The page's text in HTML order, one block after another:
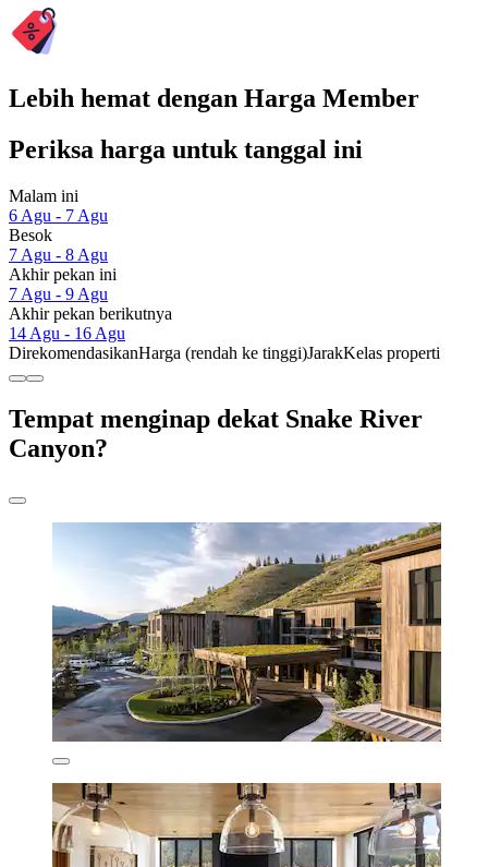
Lebih hemat dengan Harga Member
Periksa harga untuk tanggal ini
Malam ini
6 Agu - 7 Agu
Besok
7 Agu - 8 Agu
Akhir pekan ini
7 Agu - 9 Agu
Akhir pekan berikutnya
14 Agu - 16 Agu
DirekomendasikanHarga (rendah ke tinggi)JarakKelas properti
Tempat menginap dekat Snake River
Canyon?